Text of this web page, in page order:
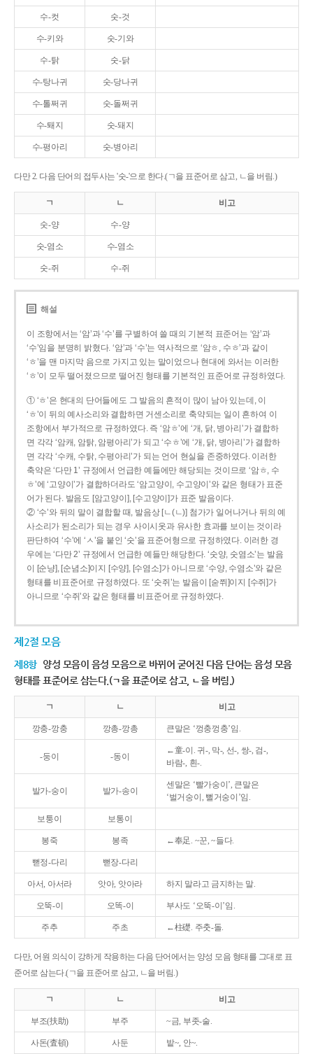
수-컷 숫-것
수-키와 숫-기와
수-탉 숫-닭
수-탕나귀 숫-당나귀
수-톨쩌귀 숫-돌쩌귀
수-퇘지 숫-돼지
수-평아리 숫-병아리
다만 2. 다음 단어의 접두사는 '숫-'으로 한다.(ㄱ을 표준어로 삼고, ㄴ을 버림.)
ㄱ ㄴ 비고
숫-양 수-양
숫-염소 수-염소
숫-쥐 수-쥐
해설
이 조항에서는 ‘암’과 ‘수’를 구별하여 쓸 때의 기본적 표준어는 ‘암’과
‘수’임을 분명히 밝혔다. ‘암’과 ‘수’는 역사적으로 ‘암ㅎ, 수ㅎ’과 같이
‘ㅎ’을 맨 마지막 음으로 가지고 있는 말이었으나 현대에 와서는 이러한
‘ㅎ’이 모두 떨어졌으므로 떨어진 형태를 기본적인 표준어로 규정하였다.
① ‘ㅎ’은 현대의 단어들에도 그 발음의 흔적이 많이 남아 있는데, 이
‘ㅎ’이 뒤의 예사소리와 결합하면 거센소리로 축약되는 일이 흔하여 이
조항에서 부가적으로 규정하였다. 즉 ‘암ㅎ’에 ‘개, 닭, 병아리’가 결합하
면 각각 ‘암캐, 암탉, 암평아리’가 되고 ‘수ㅎ’에 ‘개, 닭, 병아리’가 결합하
면 각각 ‘수캐, 수탉, 수평아리’가 되는 언어 현실을 존중하였다. 이러한
축약은 ‘다만 1’ 규정에서 언급한 예들에만 해당되는 것이므로 ‘암ㅎ, 수
ㅎ’에 ‘고양이’가 결합하더라도 ‘암고양이, 수고양이’와 같은 형태가 표준
어가 된다. 발음도 [암고양이], [수고양이]가 표준 발음이다.
② ‘수’와 뒤의 말이 결합할 때, 발음상 [ㄴ(ㄴ)] 첨가가 일어나거나 뒤의 예
사소리가 된소리가 되는 경우 사이시옷과 유사한 효과를 보이는 것이라
판단하여 ‘수’에 ‘ㅅ’을 붙인 ‘숫’을 표준어형으로 규정하였다. 이러한 경
우에는 ‘다만 2’ 규정에서 언급한 예들만 해당한다. ‘숫양, 숫염소’는 발음
이 [순냥], [순념소]이지 [수양], [수염소]가 아니므로 ‘수양, 수염소’와 같은
형태를 비표준어로 규정하였다. 또 ‘숫쥐’는 발음이 [숟쮜]이지 [수쥐]가
아니므로 ‘수쥐’와 같은 형태를 비표준어로 규정하였다.
제2절 모음
제8항 양성 모음이 음성 모음으로 바뀌어 굳어진 다음 단어는 음성 모음
형태를 표준어로 삼는다.(ㄱ을 표준어로 삼고, ㄴ을 버림.)
ㄱ ㄴ 비고
깡충-깡충 깡총-깡총 큰말은 ‘껑충껑충’임.
-둥이 -동이
←童-이. 귀-, 막-, 선-, 쌍-, 검-,
바람-, 흰-.
발가-숭이 발가-송이
센말은 ‘빨가숭이’, 큰말은
‘벌거숭이, 뻘거숭이’임.
보퉁이 보통이
봉죽 봉족 ←奉足. ~꾼, ~들다.
뻗정-다리 뻗장-다리
아서, 아서라 앗아, 앗아라 하지 말라고 금지하는 말.
오뚝-이 오똑-이 부사도 ‘오뚝-이’임.
주추 주초 ←柱礎. 주춧-돌.
다만, 어원 의식이 강하게 작용하는 다음 단어에서는 양성 모음 형태를 그대로 표
준어로 삼는다.(ㄱ을 표준어로 삼고, ㄴ을 버림.)
ㄱ ㄴ 비고
부조(扶助) 부주 ~금, 부좃-술.
사돈(査頓) 사둔 밭~, 안~.